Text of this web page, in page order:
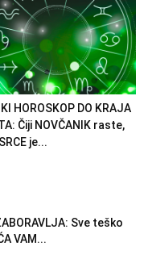
HOROSKOP DO KRAJA
Čiji NOVČANIK raste,
je...
Sve teško
VAM...